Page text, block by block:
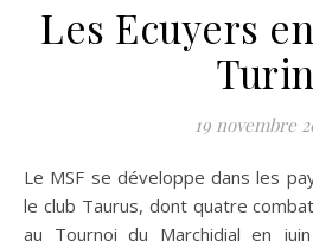
Les Ecuyers
Turin
19 novembre
Le MSF se développe dans les pays voisins à la France et
le club Taurus, dont quatre
au Tournoi du Marchidial en